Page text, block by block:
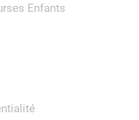
Enfants